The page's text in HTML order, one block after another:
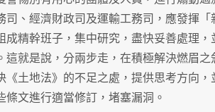
司、經濟財政司及運輸工務司，應發揮
成精幹班子，集中研究，盡快妥善處理
這就是說，分兩步走，在積極解決燃眉
《土地法》的不足之處，提供思考方向
文進行適當修訂，堵塞漏洞。